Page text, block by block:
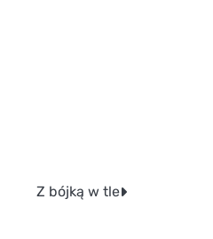
Z bójką w tle